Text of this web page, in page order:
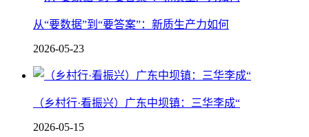
从“要数据”到“要答案”：新质生产力如何
2026-05-23
（乡村行·看振兴）广东中坝镇：三华李成“
2026-05-15